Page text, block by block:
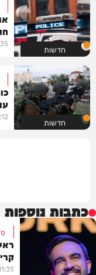
חדשות
חדשות
כתבות נוספות